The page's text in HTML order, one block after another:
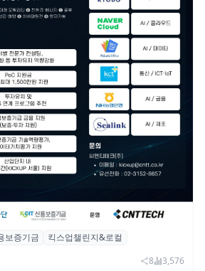
‘킥스업 챌린지&로컬’ 참
보증기금
킥스업챌린지&로컬
8 3,576